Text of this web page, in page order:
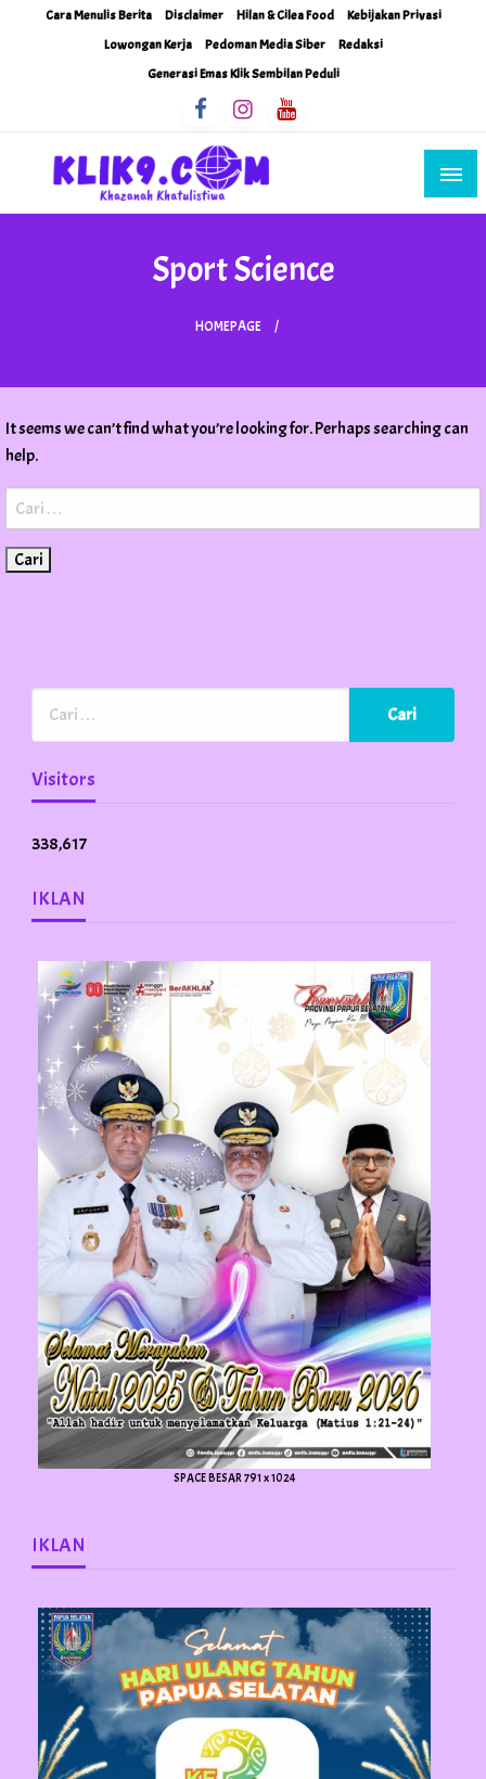
Cara Menulis Berita Disclaimer Hilan & Cilea Food
Kebijakan Privasi
Lowongan Kerja
Pedoman Media Siber
Redaksi
Generasi Emas Klik Sembilan Peduli
Klik9Nine
Khazanah Khatulistiwa
Sport Science
HOMEPAGE
It seems we can’t find what you’re looking for. Perhaps searching can
help.
Cari
untuk:
Visitors
338,617
IKLAN
SPACE BESAR 791 x 1024
IKLAN